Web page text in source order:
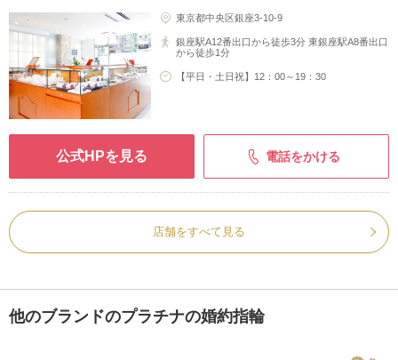
東京都中央区銀座3-10-9
銀座駅A12番出口から徒歩3分 東銀座駅A8番出口
から徒歩1分
【平日・土日祝】12：00～19：30
公式HPを見る 電話をかける
店舗をすべて見る
他のブランドのプラチナの婚約指輪